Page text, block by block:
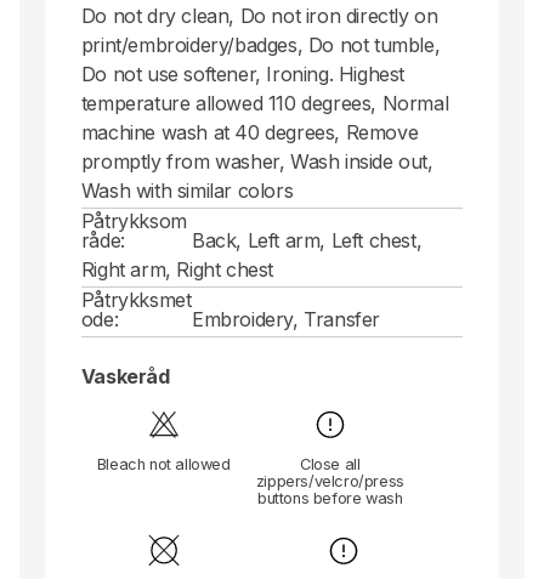
Do not dry clean, Do not iron directly on
print/embroidery/badges, Do not tumble,
Do not use softener, Ironing. Highest
temperature allowed 110 degrees, Normal
machine wash at 40 degrees, Remove
promptly from washer, Wash inside out,
Wash with similar colors
Påtrykksom
råde:
Back, Left arm, Left chest,
Right arm, Right chest
Påtrykksmet
ode:
Embroidery, Transfer
Vaskeråd
Bleach not allowed
Close all
zippers/velcro/press
buttons before wash